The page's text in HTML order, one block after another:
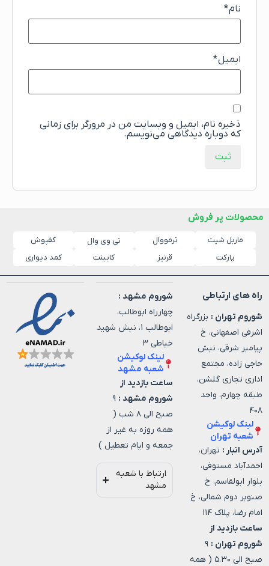
نام*
ایمیل*
ذخیره نام، ایمیل و وبسایت من در مرورگر برای زمانی
که دوباره دیدگاهی می‌نویسم.
محصولات پر فروش
ماربل شیت ترمووال تی وی وال
کفپوش
پارکت
قرنیز کابینت کمد دیواری
راه های ارتباطی
شوروم تهران : بزرگراه
اشرفی اصفهانی، خ
پیامبر شرقی، نبش
حاجی زاده، مجتمع
اداری تجاری گلشن،
طبقه چهارم، واحد
۴۰۸
لینک لوکیشن
شعبه تهران
آدرس انبار : تهران،
احمدآباد مستوفی،
بلوار ابولقاسم، خ
صنوبر دوم شمالی، خ
امام رضا، پلاک ۱۱۴
ساعت بازدید از
شوروم تهران : ۹
صبح الی ۵.۳۰ ( همه
شوروم مشهد :
چهارراه ابوطالب،
ابوطالب ۱، نبش شهید
خیاطی ۳
لینک لوکیشن
شعبه مشهد
ساعت بازدید از
شوروم مشهد : ۹
صبح الی ۸ شب (
همه روزه به غیر از
جمعه و ایام تعطیل )
ارتباط با شعبه
مشهد